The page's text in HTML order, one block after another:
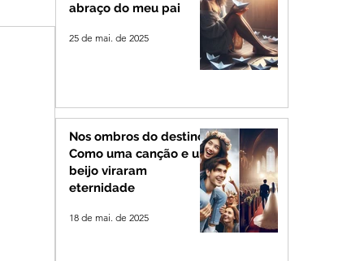
abraço do meu pai
25 de mai. de 2025
Nos ombros do destino:
Como uma canção e um
beijo viraram
eternidade
18 de mai. de 2025